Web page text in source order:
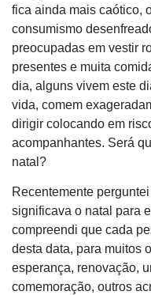
fica ainda mais caótico,
consumismo
preocupadas em vestir
presentes e muita
dia, alguns vivem este
vida, comem
dirigir colocando em
acompanhantes. Será
natal?
Recentemente
significava o natal para
compreendi que cada
desta data, para muitos
esperança, renovação,
comemoração, outros